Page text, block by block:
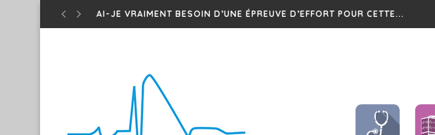
CONNAISSEZ-VOUS LES ONDES T DE WELLEN ?
TED – ONDES T DE WINTER – UN...
T.E.D – ONDES T ISCHÉMIQUES !
PATIENT GÉRIATRIQUE AGITÉ – QUELQUES TRUCS !!
SEPSIS 101 – EM CASES FRAPPE ENCORE DANS...
FAIRE DIFFÉREMMENT ET INNOVER POUR UN RÉEL CHANGEMENT...